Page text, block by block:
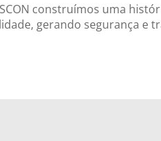
construímos uma
gerando segurança e